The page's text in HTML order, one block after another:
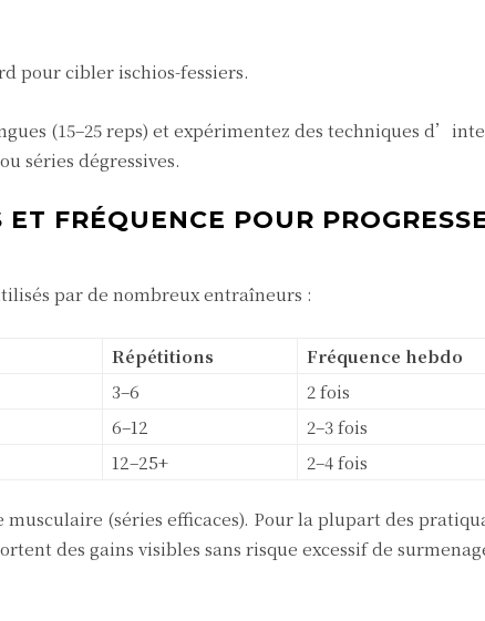
pour cibler ischios-fessiers.
(15–25 reps) et expérimentez des techniques
séries dégressives.
FRÉQUENCE POUR
par de nombreux entraîneurs :
Répétitions
Fréquence hebdo
3–6
2 fois
6–12
2–3 fois
12–25+ 2–4 fois
(séries efficaces). Pour la plupart des
des gains visibles sans risque excessif de